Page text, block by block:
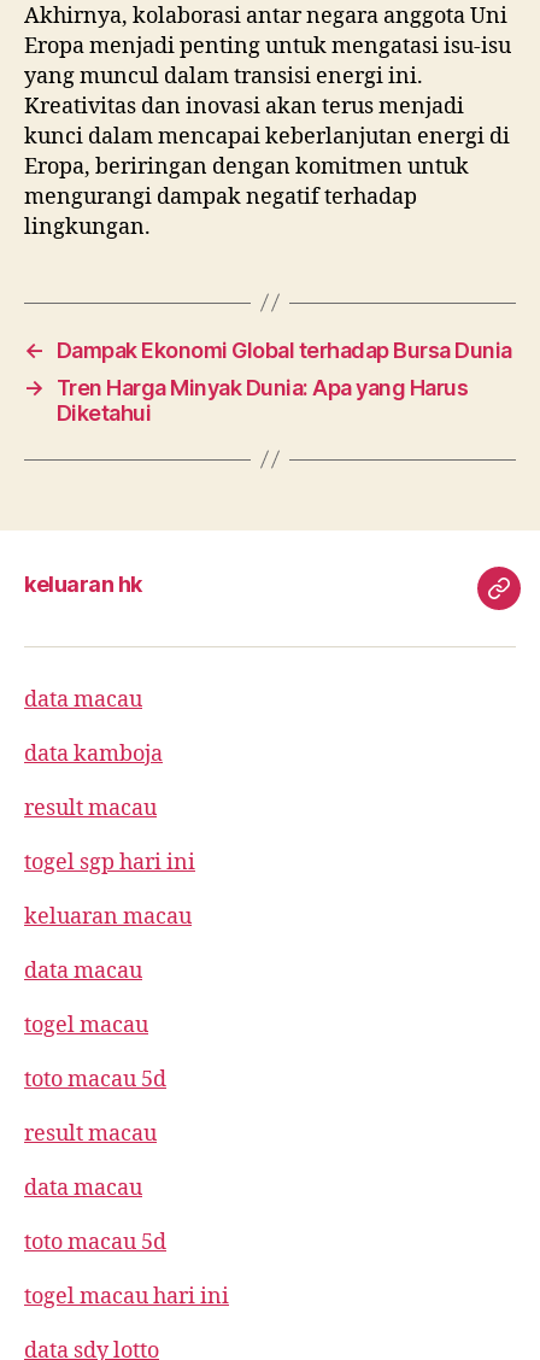
Akhirnya, kolaborasi antar negara anggota Uni
Eropa menjadi penting untuk mengatasi isu-isu
yang muncul dalam transisi energi ini.
Kreativitas dan inovasi akan terus menjadi
kunci dalam mencapai keberlanjutan energi di
Eropa, beriringan dengan komitmen untuk
mengurangi dampak negatif terhadap
lingkungan.
←
Dampak Ekonomi Global terhadap Bursa Dunia
→
Tren Harga Minyak Dunia: Apa yang Harus
Diketahui
keluaran hk
data macau
data kamboja
result macau
togel sgp hari ini
keluaran macau
data macau
togel macau
toto macau 5d
result macau
data macau
toto macau 5d
togel macau hari ini
data sdy lotto